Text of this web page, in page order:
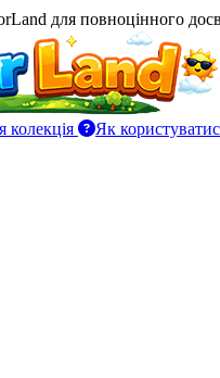
для повноцінного
колекція
Як